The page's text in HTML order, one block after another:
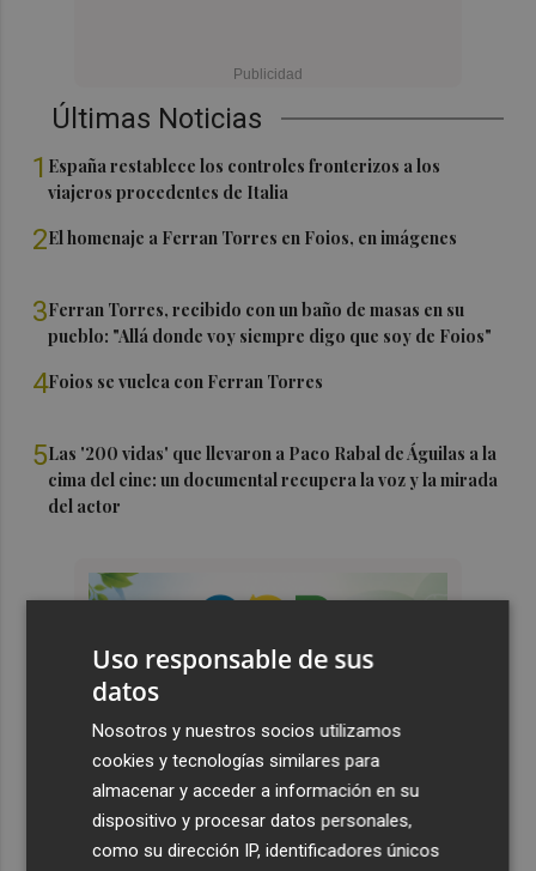
Últimas Noticias
1 España restablece los controles fronterizos a los
viajeros procedentes de Italia
2El homenaje a Ferran Torres en Foios, en imágenes
3Ferran Torres, recibido con un baño de masas en su
pueblo: "Allá donde voy siempre digo que soy de Foios"
4Foios se vuelca con Ferran Torres
5Las '200 vidas' que llevaron a Paco Rabal de Águilas a la
cima del cine: un documental recupera la voz y la mirada
del actor
Uso responsable de sus
datos
Nosotros y nuestros socios utilizamos
cookies y tecnologías similares para
almacenar y acceder a información en su
dispositivo y procesar datos personales,
como su dirección IP, identificadores únicos